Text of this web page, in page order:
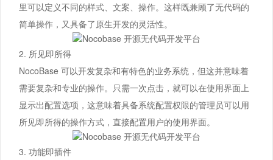
里可以定义不同的样式、文案、操作。这样既兼顾了无代码的
简单操作，又具备了原生开发的灵活性。
2. 所见即所得
NocoBase 可以开发复杂和有特色的业务系统，但这并意味着
需要复杂和专业的操作。只需一次点击，就可以在使用界面上
显示出配置选项，这意味着具备系统配置权限的管理员可以用
所见即所得的操作方式，直接配置用户的使用界面。
3. 功能即插件